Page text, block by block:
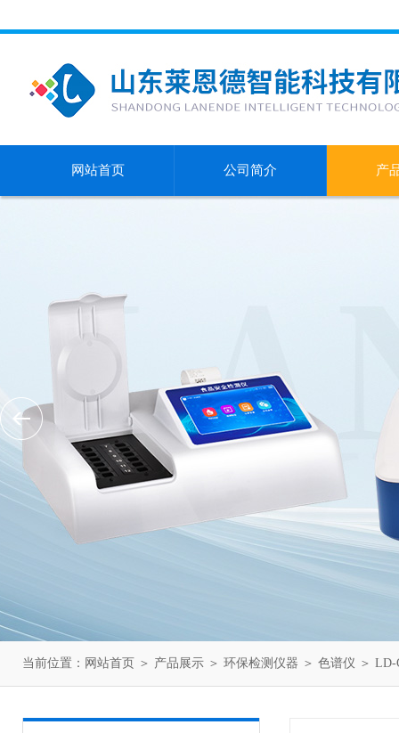
网站首页 公司简介 产
当前位置： 网站首页 ＞ 产品展示 ＞ 环保检测仪器 ＞ 色谱仪 ＞